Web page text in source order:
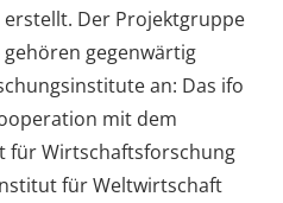
Der Projektgruppe
gegenwärtig
an: Das ifo
mit dem
für Wirtschaftsforschung
für Weltwirtschaft